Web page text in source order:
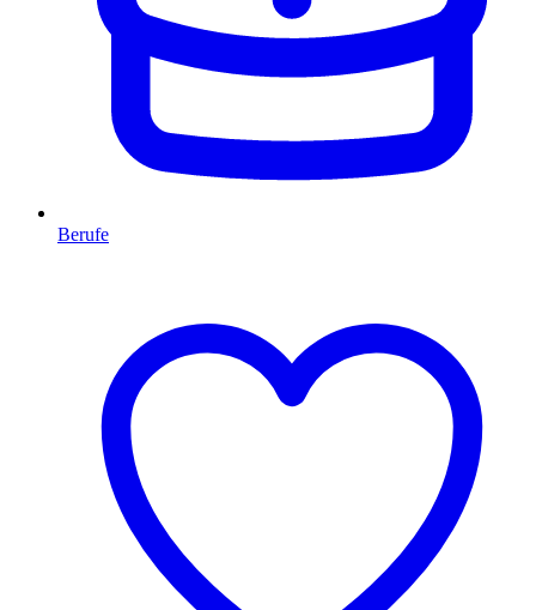
Berufe